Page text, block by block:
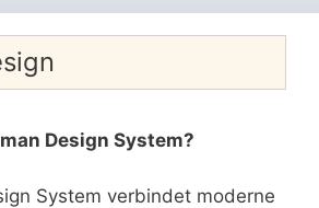
Design System?
System verbindet moderne